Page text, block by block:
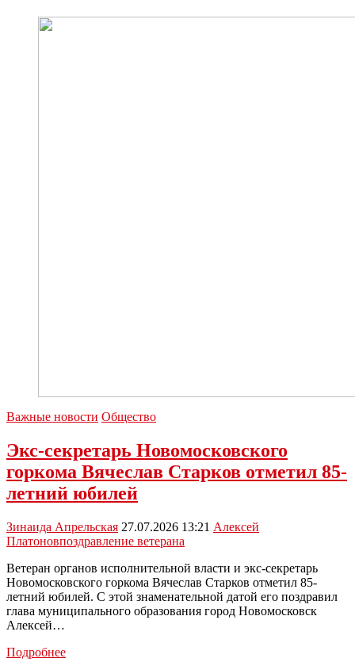
Важные новости Общество
Экс-секретарь Новомосковского
горкома Вячеслав Старков отметил 85-
летний юбилей
Зинаида Апрельская 27.07.2026 13:21 Алексей
Платоновпоздравление ветерана
Ветеран органов исполнительной власти и экс-секретарь
Новомосковского горкома Вячеслав Старков отметил 85-
летний юбилей. С этой знаменательной датой его поздравил
глава муниципального образования город Новомосковск
Алексей…
ПодробнееЭкс-